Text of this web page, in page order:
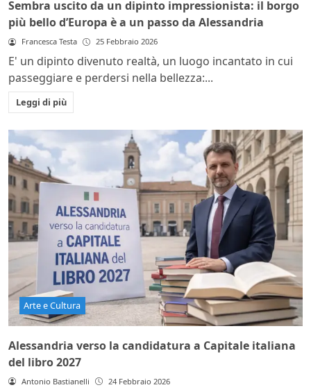
Sembra uscito da un dipinto impressionista: il borgo
più bello d’Europa è a un passo da Alessandria
Francesca Testa 25 Febbraio 2026
E' un dipinto divenuto realtà, un luogo incantato in cui
passeggiare e perdersi nella bellezza:...
Leggi di più
Arte e Cultura
Alessandria verso la candidatura a Capitale italiana
del libro 2027
Antonio Bastianelli 24 Febbraio 2026